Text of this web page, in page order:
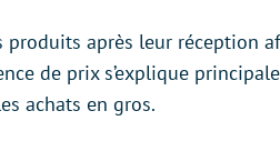
produits après leur réception
de prix s’explique
achats en gros.